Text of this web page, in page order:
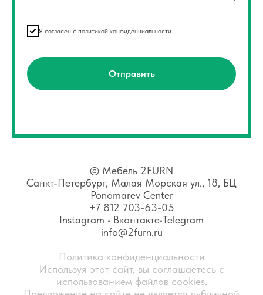
Я согласен с политикой конфиденциальности
Отправить
© Мебель 2FURN
Санкт-Петербург, Малая Морская ул., 18, БЦ
Ponomarev Center
+7 812 703-63-05
Instagram • Вконтакте•Telegram
info@2furn.ru
Политика конфиденциальности
Используя этот сайт, вы соглашаетесь с
использованием файлов cookies.